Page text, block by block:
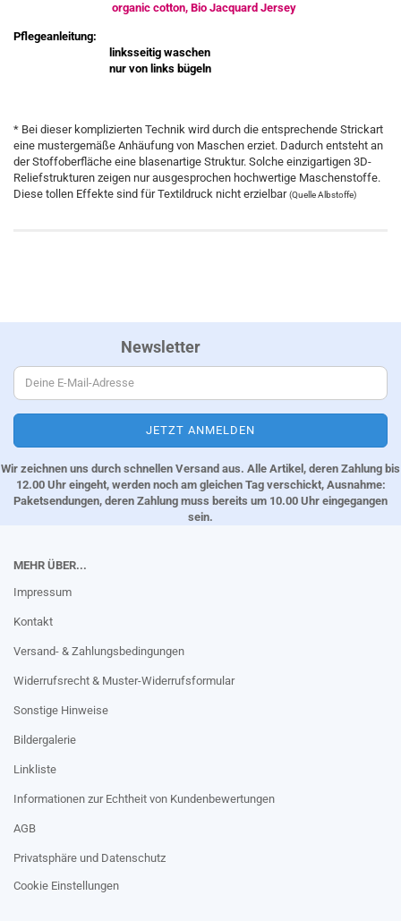
organic cotton, Bio Jacquard Jersey
Pflegeanleitung:
linksseitig waschen
nur von links bügeln
* Bei dieser komplizierten Technik wird durch die entsprechende Strickart
eine mustergemäße Anhäufung von Maschen erziet. Dadurch entsteht an
der Stoffoberfläche eine blasenartige Struktur. Solche einzigartigen 3D-
Reliefstrukturen zeigen nur ausgesprochen hochwertige Maschenstoffe.
Diese tollen Effekte sind für Textildruck nicht erzielbar(Quelle Albstoffe)
Newsletter
Wir zeichnen uns durch schnellen Versand aus. Alle Artikel, deren Zahlung bis
12.00 Uhr eingeht, werden noch am gleichen Tag verschickt, Ausnahme:
Paketsendungen, deren Zahlung muss bereits um 10.00 Uhr eingegangen
sein.
MEHR ÜBER...
Impressum
Kontakt
Versand- & Zahlungsbedingungen
Widerrufsrecht & Muster-Widerrufsformular
Sonstige Hinweise
Bildergalerie
Linkliste
Informationen zur Echtheit von Kundenbewertungen
AGB
Privatsphäre und Datenschutz
Cookie Einstellungen